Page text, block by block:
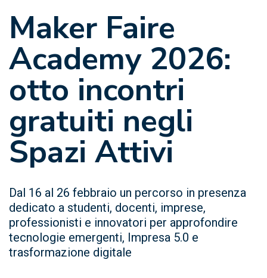
Maker Faire
Academy 2026:
otto incontri
gratuiti negli
Spazi Attivi
Dal 16 al 26 febbraio un percorso in presenza
dedicato a studenti, docenti, imprese,
professionisti e innovatori per approfondire
tecnologie emergenti, Impresa 5.0 e
trasformazione digitale